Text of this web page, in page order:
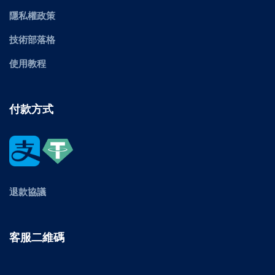
隱私權政策
技術部落格
使用教程
付款方式
退款協議
客服二維碼